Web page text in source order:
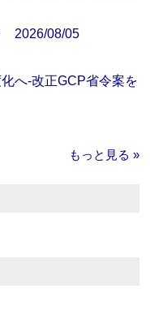
2026/08/05
へ‐改正GCP省令案を
もっと見る »